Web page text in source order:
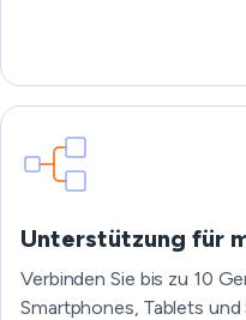
Unterstützung für
Verbinden Sie bis zu 10
Smartphones, Tablets und